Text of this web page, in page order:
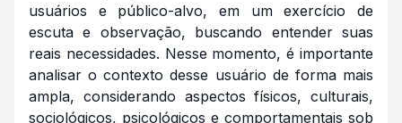
usuários e público-alvo, em um exercício de
escuta e observação, buscando entender suas
reais necessidades. Nesse momento, é importante
analisar o contexto desse usuário de forma mais
ampla, considerando aspectos físicos, culturais,
sociológicos, psicológicos e comportamentais sob